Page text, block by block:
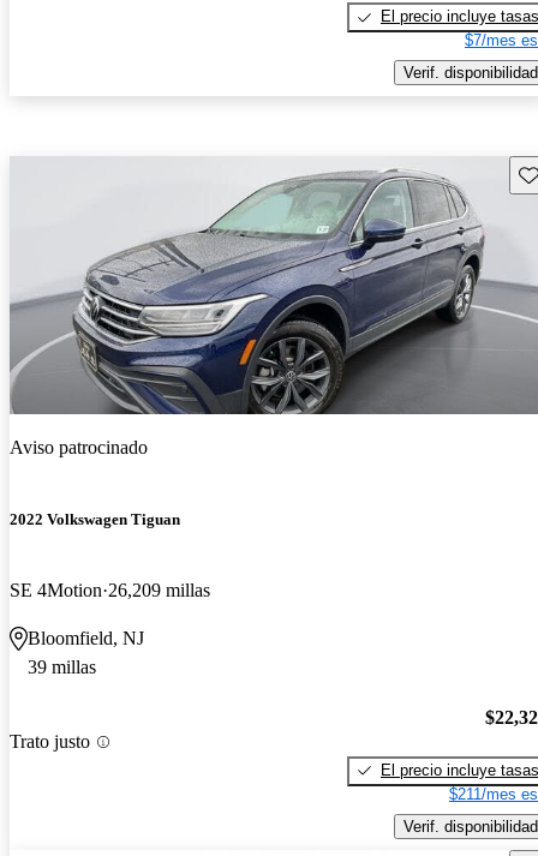
El precio incluye tasas
$7/mes
Verif. disponibilidad
Aviso patrocinado
2022 Volkswagen Tiguan
SE 4Motion 26,209 millas
Bloomfield, NJ
39 millas
Trato justo
El precio incluye tasas
$211/mes
Verif. disponibilidad